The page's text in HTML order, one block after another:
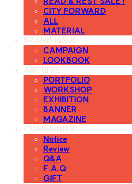
CITY FORWARD
ALL
MATERIAL
BRAND ISSUE
CAMPAIGN
LOOKBOOK
ARCHIVE
PORTFOLIO
WORKSHOP
EXHIBITION
BANNER
MAGAZINE
COMMUNITY
Notice
Review
Q&A
F.A.Q
GIFT